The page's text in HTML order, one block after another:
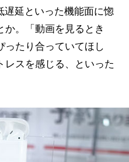
延といった機能面に惚
か。「動画を見るとき
ったり合っていてほし
レスを感じる、といった